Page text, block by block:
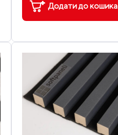
Додати до кошика